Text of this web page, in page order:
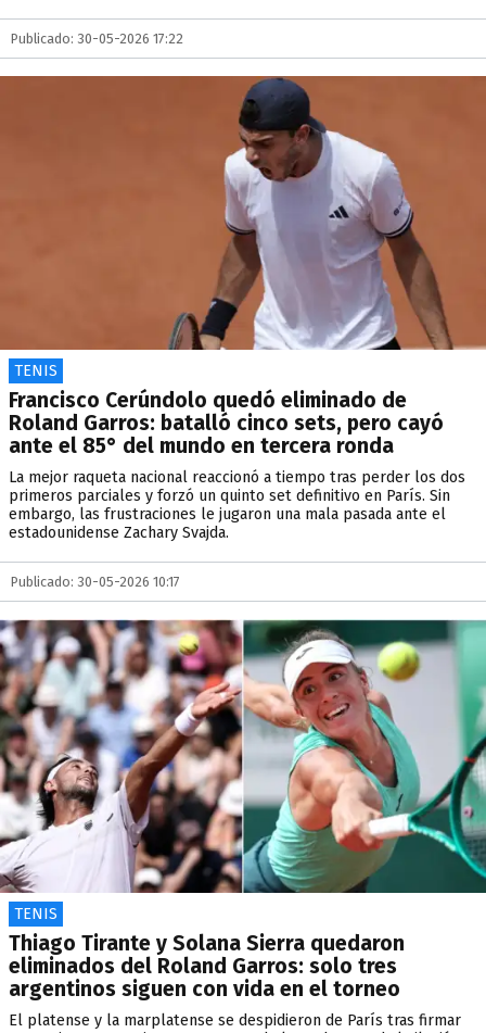
Publicado: 30-05-2026 17:22
TENIS
Francisco Cerúndolo quedó eliminado de
Roland Garros: batalló cinco sets, pero cayó
ante el 85° del mundo en tercera ronda
La mejor raqueta nacional reaccionó a tiempo tras perder los dos
primeros parciales y forzó un quinto set definitivo en París. Sin
embargo, las frustraciones le jugaron una mala pasada ante el
estadounidense Zachary Svajda.
Publicado: 30-05-2026 10:17
TENIS
Thiago Tirante y Solana Sierra quedaron
eliminados del Roland Garros: solo tres
argentinos siguen con vida en el torneo
El platense y la marplatense se despidieron de París tras firmar